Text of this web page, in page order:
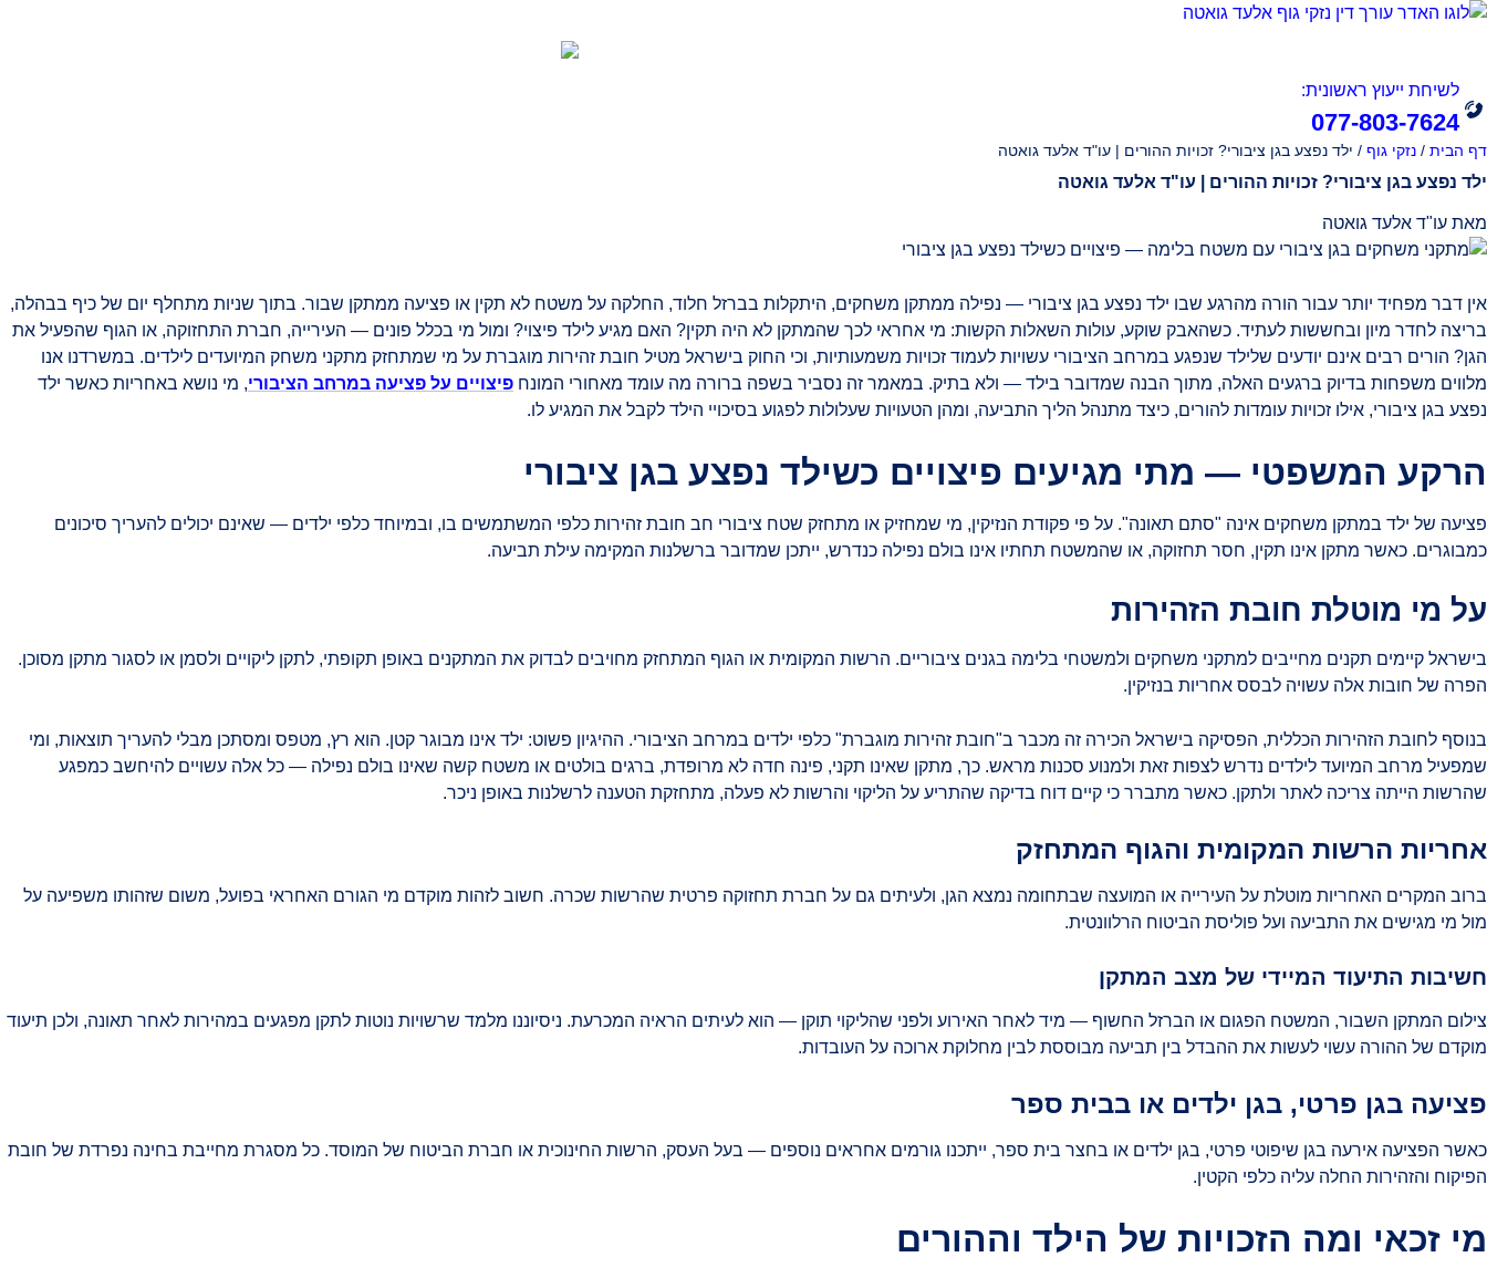
לשיחת ייעוץ ראשונית:
077-803-7624
דף הבית / נזקי גוף / ילד נפצע בגן ציבורי? זכויות ההורים | עו"ד אלעד גואטה
ילד נפצע בגן ציבורי? זכויות ההורים | עו"ד אלעד גואטה
מאת עו"ד אלעד גואטה
אין דבר מפחיד יותר עבור הורה מהרגע שבו ילד נפצע בגן ציבורי — נפילה ממתקן משחקים, היתקלות בברזל חלוד, החלקה על משטח לא תקין או פציעה ממתקן שבור. בתוך שניות מתחלף יום של כיף בבהלה,
בריצה לחדר מיון ובחששות לעתיד. כשהאבק שוקע, עולות השאלות הקשות: מי אחראי לכך שהמתקן לא היה תקין? האם מגיע לילד פיצוי? ומול מי בכלל פונים — העירייה, חברת התחזוקה, או הגוף שהפעיל את
הגן? הורים רבים אינם יודעים שלילד שנפגע במרחב הציבורי עשויות לעמוד זכויות משמעותיות, וכי החוק בישראל מטיל חובת זהירות מוגברת על מי שמתחזק מתקני משחק המיועדים לילדים. במשרדנו אנו
מלווים משפחות בדיוק ברגעים האלה, מתוך הבנה שמדובר בילד — ולא בתיק. במאמר זה נסביר בשפה ברורה מה עומד מאחורי המונח פיצויים על פציעה במרחב הציבורי, מי נושא באחריות כאשר ילד
נפצע בגן ציבורי, אילו זכויות עומדות להורים, כיצד מתנהל הליך התביעה, ומהן הטעויות שעלולות לפגוע בסיכויי הילד לקבל את המגיע לו.
הרקע המשפטי — מתי מגיעים פיצויים כשילד נפצע בגן ציבורי
פציעה של ילד במתקן משחקים אינה "סתם תאונה". על פי פקודת הנזיקין, מי שמחזיק או מתחזק שטח ציבורי חב חובת זהירות כלפי המשתמשים בו, ובמיוחד כלפי ילדים — שאינם יכולים להעריך סיכונים
כמבוגרים. כאשר מתקן אינו תקין, חסר תחזוקה, או שהמשטח תחתיו אינו בולם נפילה כנדרש, ייתכן שמדובר ברשלנות המקימה עילת תביעה.
על מי מוטלת חובת הזהירות
בישראל קיימים תקנים מחייבים למתקני משחקים ולמשטחי בלימה בגנים ציבוריים. הרשות המקומית או הגוף המתחזק מחויבים לבדוק את המתקנים באופן תקופתי, לתקן ליקויים ולסמן או לסגור מתקן מסוכן.
הפרה של חובות אלה עשויה לבסס אחריות בנזיקין.
בנוסף לחובת הזהירות הכללית, הפסיקה בישראל הכירה זה מכבר ב"חובת זהירות מוגברת" כלפי ילדים במרחב הציבורי. ההיגיון פשוט: ילד אינו מבוגר קטן. הוא רץ, מטפס ומסתכן מבלי להעריך תוצאות, ומי
שמפעיל מרחב המיועד לילדים נדרש לצפות זאת ולמנוע סכנות מראש. כך, מתקן שאינו תקני, פינה חדה לא מרופדת, ברגים בולטים או משטח קשה שאינו בולם נפילה — כל אלה עשויים להיחשב כמפגע
שהרשות הייתה צריכה לאתר ולתקן. כאשר מתברר כי קיים דוח בדיקה שהתריע על הליקוי והרשות לא פעלה, מתחזקת הטענה לרשלנות באופן ניכר.
אחריות הרשות המקומית והגוף המתחזק
ברוב המקרים האחריות מוטלת על העירייה או המועצה שבתחומה נמצא הגן, ולעיתים גם על חברת תחזוקה פרטית שהרשות שכרה. חשוב לזהות מוקדם מי הגורם האחראי בפועל, משום שזהותו משפיעה על
מול מי מגישים את התביעה ועל פוליסת הביטוח הרלוונטית.
חשיבות התיעוד המיידי של מצב המתקן
צילום המתקן השבור, המשטח הפגום או הברזל החשוף — מיד לאחר האירוע ולפני שהליקוי תוקן — הוא לעיתים הראיה המכרעת. ניסיוננו מלמד שרשויות נוטות לתקן מפגעים במהירות לאחר תאונה, ולכן תיעוד
מוקדם של ההורה עשוי לעשות את ההבדל בין תביעה מבוססת לבין מחלוקת ארוכה על העובדות.
פציעה בגן פרטי, בגן ילדים או בבית ספר
כאשר הפציעה אירעה בגן שיפוטי פרטי, בגן ילדים או בחצר בית ספר, ייתכנו גורמים אחראים נוספים — בעל העסק, הרשות החינוכית או חברת הביטוח של המוסד. כל מסגרת מחייבת בחינה נפרדת של חובת
הפיקוח והזהירות החלה עליה כלפי הקטין.
מי זכאי ומה הזכויות של הילד וההורים